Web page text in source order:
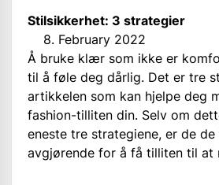
Stilsikkerhet: 3 strategier
8. February 2022
Å bruke klær som ikke er
til å føle deg dårlig. Det er tre
artikkelen som kan hjelpe deg
fashion-tilliten din. Selv om
eneste tre strategiene, er de
avgjørende for å få tilliten til at